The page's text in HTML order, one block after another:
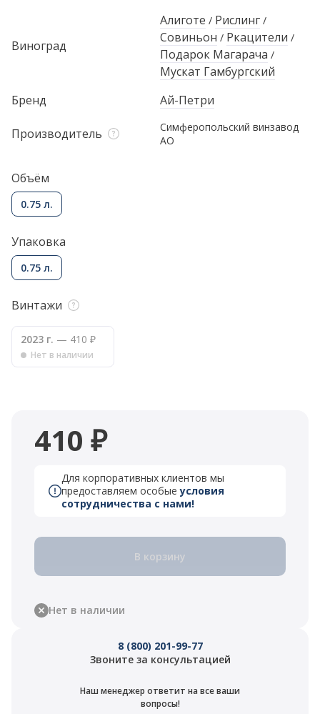
Виноград
Алиготе / Рислинг /
Совиньон / Ркацители /
Подарок Магарача /
Мускат Гамбургский
Бренд
Ай-Петри
Производитель
Симферопольский винзавод
АО
Объём
0.75 л.
Упаковка
0.75 л.
Винтажи
2023 г. — 410 ₽
Нет в наличии
410 ₽
Для корпоративных клиентов мы
предоставляем особыеусловия
сотрудничества с нами!
В корзину
Нет в наличии
8 (800) 201-99-77
Звоните за консультацией
Наш менеджер ответит на все ваши
вопросы!